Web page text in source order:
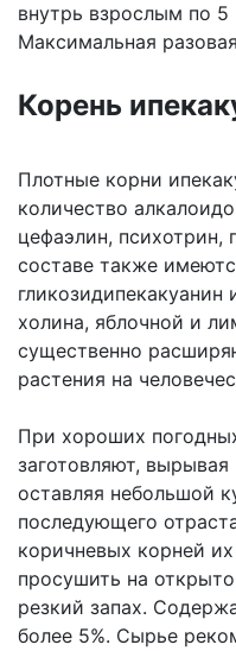
внутрь взрослым по
Максимальная
Корень
Плотные корни
количество
цефаэлин,
составе также
холина, яблочной и
существенно
растения на
При хороших
заготовляют,
оставляя небольшой
последующего
коричневых корней
просушить на
резкий запах.
более 5%. Сырье